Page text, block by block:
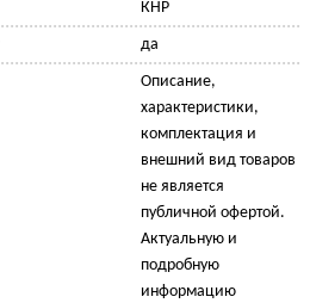
КНР
да
Описание,
характеристики,
комплектация и
внешний вид товаров
не является
публичной офертой.
Актуальную и
подробную
информацию